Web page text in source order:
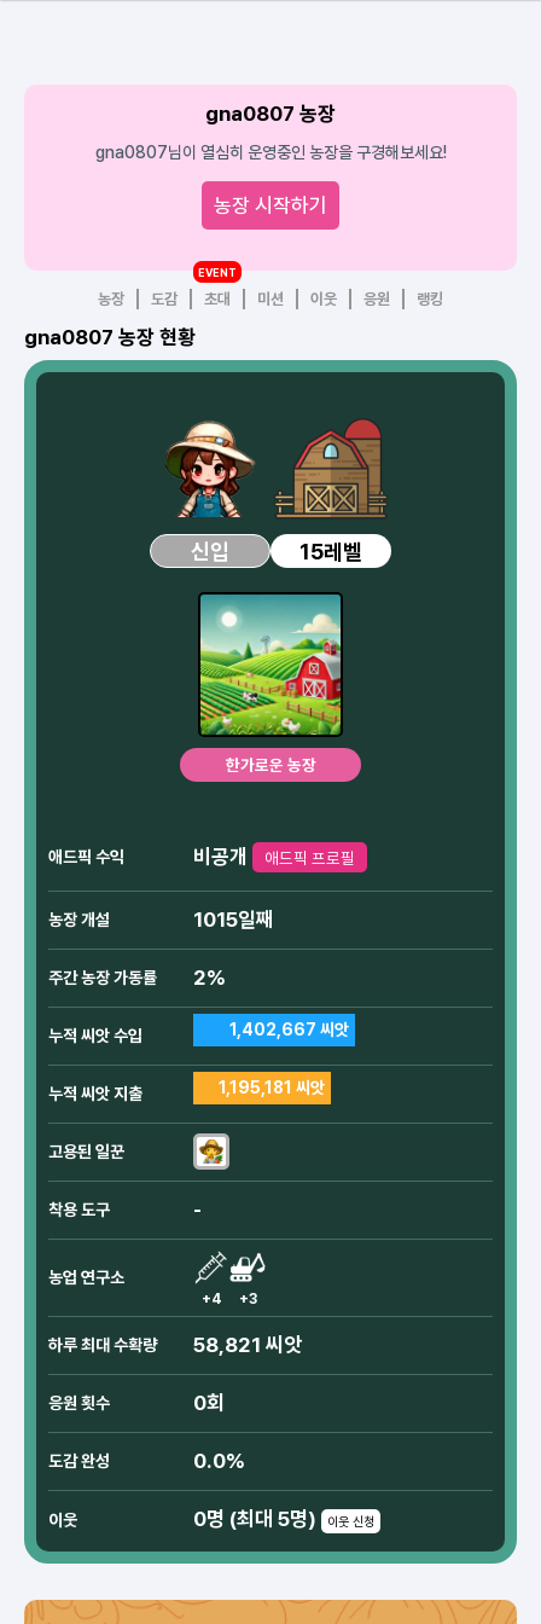
gna0807 농장
gna0807님이 열심히 운영중인 농장을 구경해보세요!
농장 시작하기
농장 도감 초대
EVENT
미션 이웃 응원 랭킹
gna0807 농장 현황
신입 15레벨
한가로운 농장
애드픽 수익 비공개 애드픽 프로필
농장 개설 1015일째
주간 농장 가동률 2%
누적 씨앗 수입 1,402,667 씨앗
누적 씨앗 지출 1,195,181 씨앗
고용된 일꾼
착용 도구 -
농업 연구소
+4 +3
하루 최대 수확량 58,821 씨앗
응원 횟수 0회
도감 완성 0.0%
이웃 0명 (최대 5명) 이웃 신청